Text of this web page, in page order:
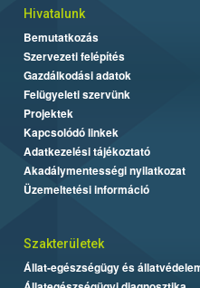
Hivatalunk
Bemutatkozás
Szervezeti felépítés
Gazdálkodási adatok
Felügyeleti szervünk
Projektek
Kapcsolódó linkek
Adatkezelési tájékoztató
Akadálymentességi nyilatkozat
Üzemeltetési információ
Szakterületek
Állat-egészségügy és